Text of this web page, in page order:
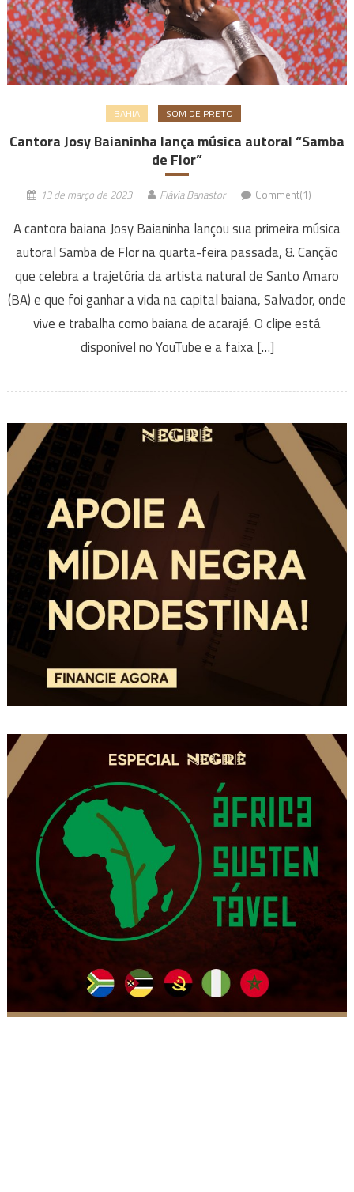
BAHIA SOM DE PRETO
Cantora Josy Baianinha lança música autoral “Samba
de Flor”
13 de março de 2023 Flávia Banastor Comment(1)
A cantora baiana Josy Baianinha lançou sua primeira música
autoral Samba de Flor na quarta-feira passada, 8. Canção
que celebra a trajetória da artista natural de Santo Amaro
(BA) e que foi ganhar a vida na capital baiana, Salvador, onde
vive e trabalha como baiana de acarajé. O clipe está
disponível no YouTube e a faixa […]